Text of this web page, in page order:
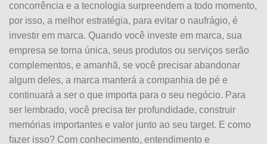
concorrência e a tecnologia surpreendem a todo momento,
por isso, a melhor estratégia, para evitar o naufrágio, é
investir em marca. Quando você investe em marca, sua
empresa se torna única, seus produtos ou serviços serão
complementos, e amanhã, se você precisar abandonar
algum deles, a marca manterá a companhia de pé e
continuará a ser o que importa para o seu negócio. Para
ser lembrado, você precisa ter profundidade, construir
memórias importantes e valor junto ao seu target. E como
fazer isso? Com conhecimento, entendimento e